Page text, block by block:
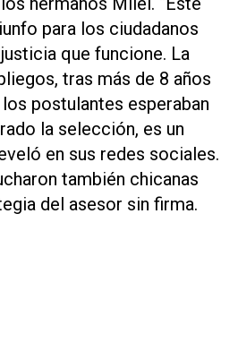
para los ciudadanos
que funcione. La
tras más de 8 años
postulantes esperaban
la selección, es un
en sus redes sociales.
también chicanas
del asesor sin firma.